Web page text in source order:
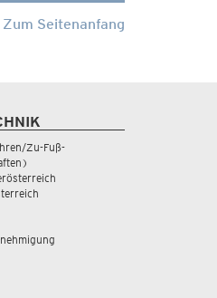
Zum Seitenanfang
Zu-Fuß-